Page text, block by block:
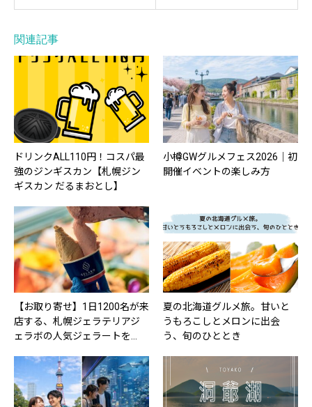
関連記事
ドリンクALL110円！コスパ最
強のジンギスカン【札幌ジン
ギスカン だるまおとし】
小樽GWグルメフェス2026｜初
開催イベントの楽しみ方
【お取り寄せ】1日1200名が来
店する、札幌ジェラテリアジ
ェラボの人気ジェラートを…
夏の北海道グルメ旅。甘いと
うもろこしとメロンに出会
う、旬のひととき